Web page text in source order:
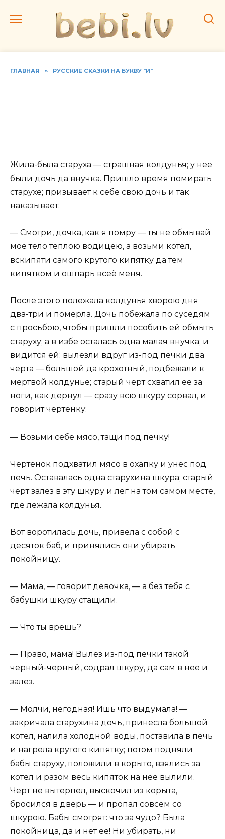
ГЛАВНАЯ » РУССКИЕ СКАЗКИ НА БУКВУ "И"
Жила-была старуха — страшная колдунья; у нее
были дочь да внучка. Пришло время помирать
старухе; призывает к себе свою дочь и так
наказывает:
— Смотри, дочка, как я помру — ты не обмывай
мое тело теплою водицею, а возьми котел,
вскипяти самого крутого кипятку да тем
кипятком и ошпарь всеё меня.
После этого полежала колдунья хворою дня
два-три и померла. Дочь побежала по суседям
с просьбою, чтобы пришли пособить ей обмыть
старуху; а в избе осталась одна малая внучка; и
видится ей: вылезли вдруг из-под печки два
черта — большой да крохотный, подбежали к
мертвой колдунье; старый черт схватил ее за
ноги, как дернул — сразу всю шкуру сорвал, и
говорит чертенку:
— Возьми себе мясо, тащи под печку!
Чертенок подхватил мясо в охапку и унес под
печь. Оставалась одна старухина шкура; старый
черт залез в эту шкуру и лег на том самом месте,
где лежала колдунья.
Вот воротилась дочь, привела с собой с
десяток баб, и принялись они убирать
покойницу.
— Мама, — говорит девочка, — а без тебя с
бабушки шкуру стащили.
— Что ты врешь?
— Право, мама! Вылез из-под печки такой
черный-черный, содрал шкуру, да сам в нее и
залез.
— Молчи, негодная! Ишь что выдумала! —
закричала старухина дочь, принесла большой
котел, налила холодной воды, поставила в печь
и нагрела крутого кипятку; потом подняли
бабы старуху, положили в корыто, взялись за
котел и разом весь кипяток на нее вылили.
Черт не вытерпел, выскочил из корыта,
бросился в дверь — и пропал совсем со
шкурою. Бабы смотрят: что за чудо? Была
покойница, да и нет ее! Ни убирать, ни